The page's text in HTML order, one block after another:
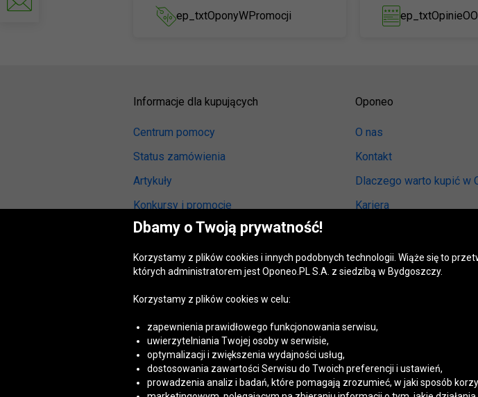
ep_txtOponyWPromocji
Informacje dla kupujących
Centrum pomocy
Status zamówienia
Artykuły
Konkursy i promocje
Odstąpienie od umowy
Reklamacja gwarancyjna
Opinie o oponach
Akt o usługach cyfrowych(DSA)
Dostępność cyfrowa
Oponeo
O nas
Kontakt
Dlaczego warto kupić w
Kariera
Biuro prasowe
Kręci nas recykling
Mapa fotoradarów
Ustawienia cookies
Dbamy o Twoją prywatność!
Korzystamy z plików cookies i innych podobnych technologii. Wiąże się to
których administratorem jest Oponeo.PL S.A. z siedzibą w Bydgoszczy.
Korzystamy z plików cookies w celu:
zapewnienia prawidłowego funkcjonowania serwisu,
uwierzytelniania Twojej osoby w serwisie,
optymalizacji i zwiększenia wydajności usług,
dostosowania zawartości Serwisu do Twoich preferencji i ustawień,
prowadzenia analiz i badań, które pomagają zrozumieć, w jaki sposób